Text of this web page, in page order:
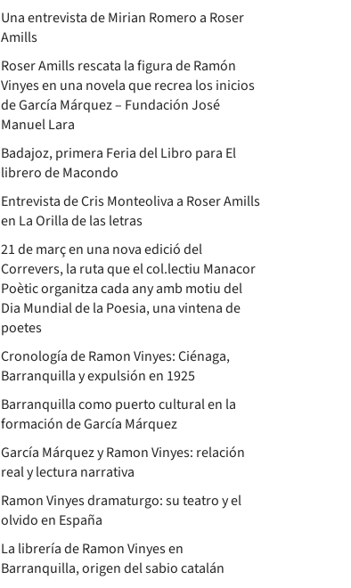
Una entrevista de Mirian Romero a Roser
Amills
Roser Amills rescata la figura de Ramón
Vinyes en una novela que recrea los inicios
de García Márquez – Fundación José
Manuel Lara
Badajoz, primera Feria del Libro para El
librero de Macondo
Entrevista de Cris Monteoliva a Roser Amills
en La Orilla de las letras
21 de març en una nova edició del
Correvers, la ruta que el col.lectiu Manacor
Poètic organitza cada any amb motiu del
Dia Mundial de la Poesia, una vintena de
poetes
Cronología de Ramon Vinyes: Ciénaga,
Barranquilla y expulsión en 1925
Barranquilla como puerto cultural en la
formación de García Márquez
García Márquez y Ramon Vinyes: relación
real y lectura narrativa
Ramon Vinyes dramaturgo: su teatro y el
olvido en España
La librería de Ramon Vinyes en
Barranquilla, origen del sabio catalán